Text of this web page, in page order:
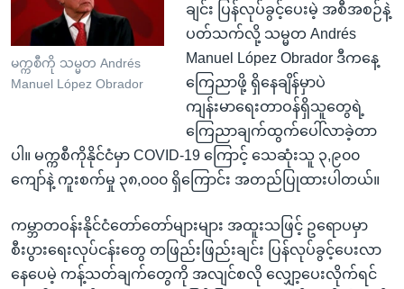
မက္ကစီကို သမ္မတ Andrés
Manuel López Obrador
ချင်း ပြန်လုပ်ခွင့်ပေးမဲ့ အစီအစဉ်နဲ့
ပတ်သက်လို့ သမ္မတ Andrés
Manuel López Obrador ဒီကနေ့
ကြေညာဖို့ ရှိနေချိန်မှာပဲ
ကျန်းမာရေးတာဝန်ရှိသူတွေရဲ့
ကြေညာချက်ထွက်ပေါ်လာခဲ့တာ
ပါ။ မက္ကစီကိုနိုင်ငံမှာ COVID-19 ကြောင့် သေဆုံးသူ ၃,၉၀၀
ကျော်နဲ့ ကူးစက်မှု ၃၈,၀၀၀ ရှိကြောင်း အတည်ပြုထားပါတယ်။
ကမ္ဘာတဝန်းနိုင်ငံတော်တော်များများ အထူးသဖြင့် ဥရောပမှာ
စီးပွားရေးလုပ်ငန်းတွေ တဖြည်းဖြည်းချင်း ပြန်လုပ်ခွင့်ပေးလာ
နေပေမဲ့ ကန့်သတ်ချက်တွေကို အလျင်စလို လျှော့ပေးလိုက်ရင်